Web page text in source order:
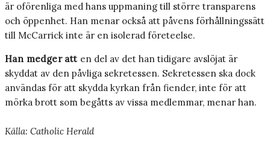
är oförenliga med hans uppmaning till större transparens
och öppenhet. Han menar också att påvens förhållningssätt
till McCarrick inte är en isolerad företeelse.
Han medger att en del av det han tidigare avslöjat är
skyddat av den påvliga sekretessen. Sekretessen ska dock
användas för att skydda kyrkan från fiender, inte för att
mörka brott som begåtts av vissa medlemmar, menar han.
Källa: Catholic Herald